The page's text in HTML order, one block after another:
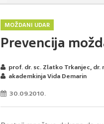
MOŽDANI UDAR
Prevencija
prof. dr. sc. Zlatko Trkanjec, dr.
akademkinja Vida Demarin
30.09.2010.